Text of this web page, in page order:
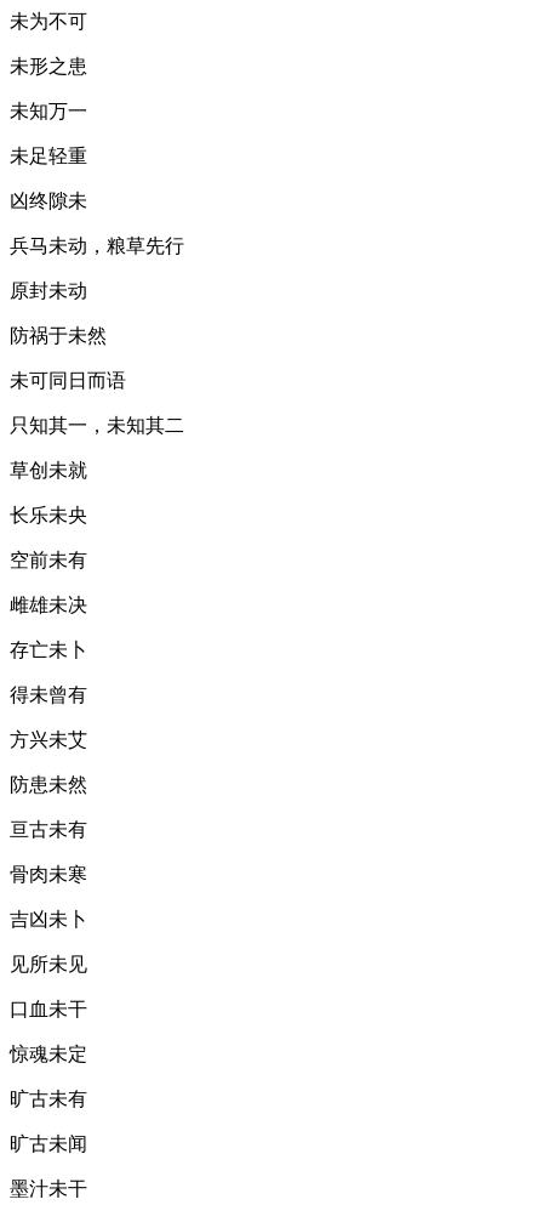
未为不可
未形之患
未知万一
未足轻重
凶终隙未
兵马未动，粮草先行
原封未动
防祸于未然
未可同日而语
只知其一，未知其二
草创未就
长乐未央
空前未有
雌雄未决
存亡未卜
得未曾有
方兴未艾
防患未然
亘古未有
骨肉未寒
吉凶未卜
见所未见
口血未干
惊魂未定
旷古未有
旷古未闻
墨汁未干